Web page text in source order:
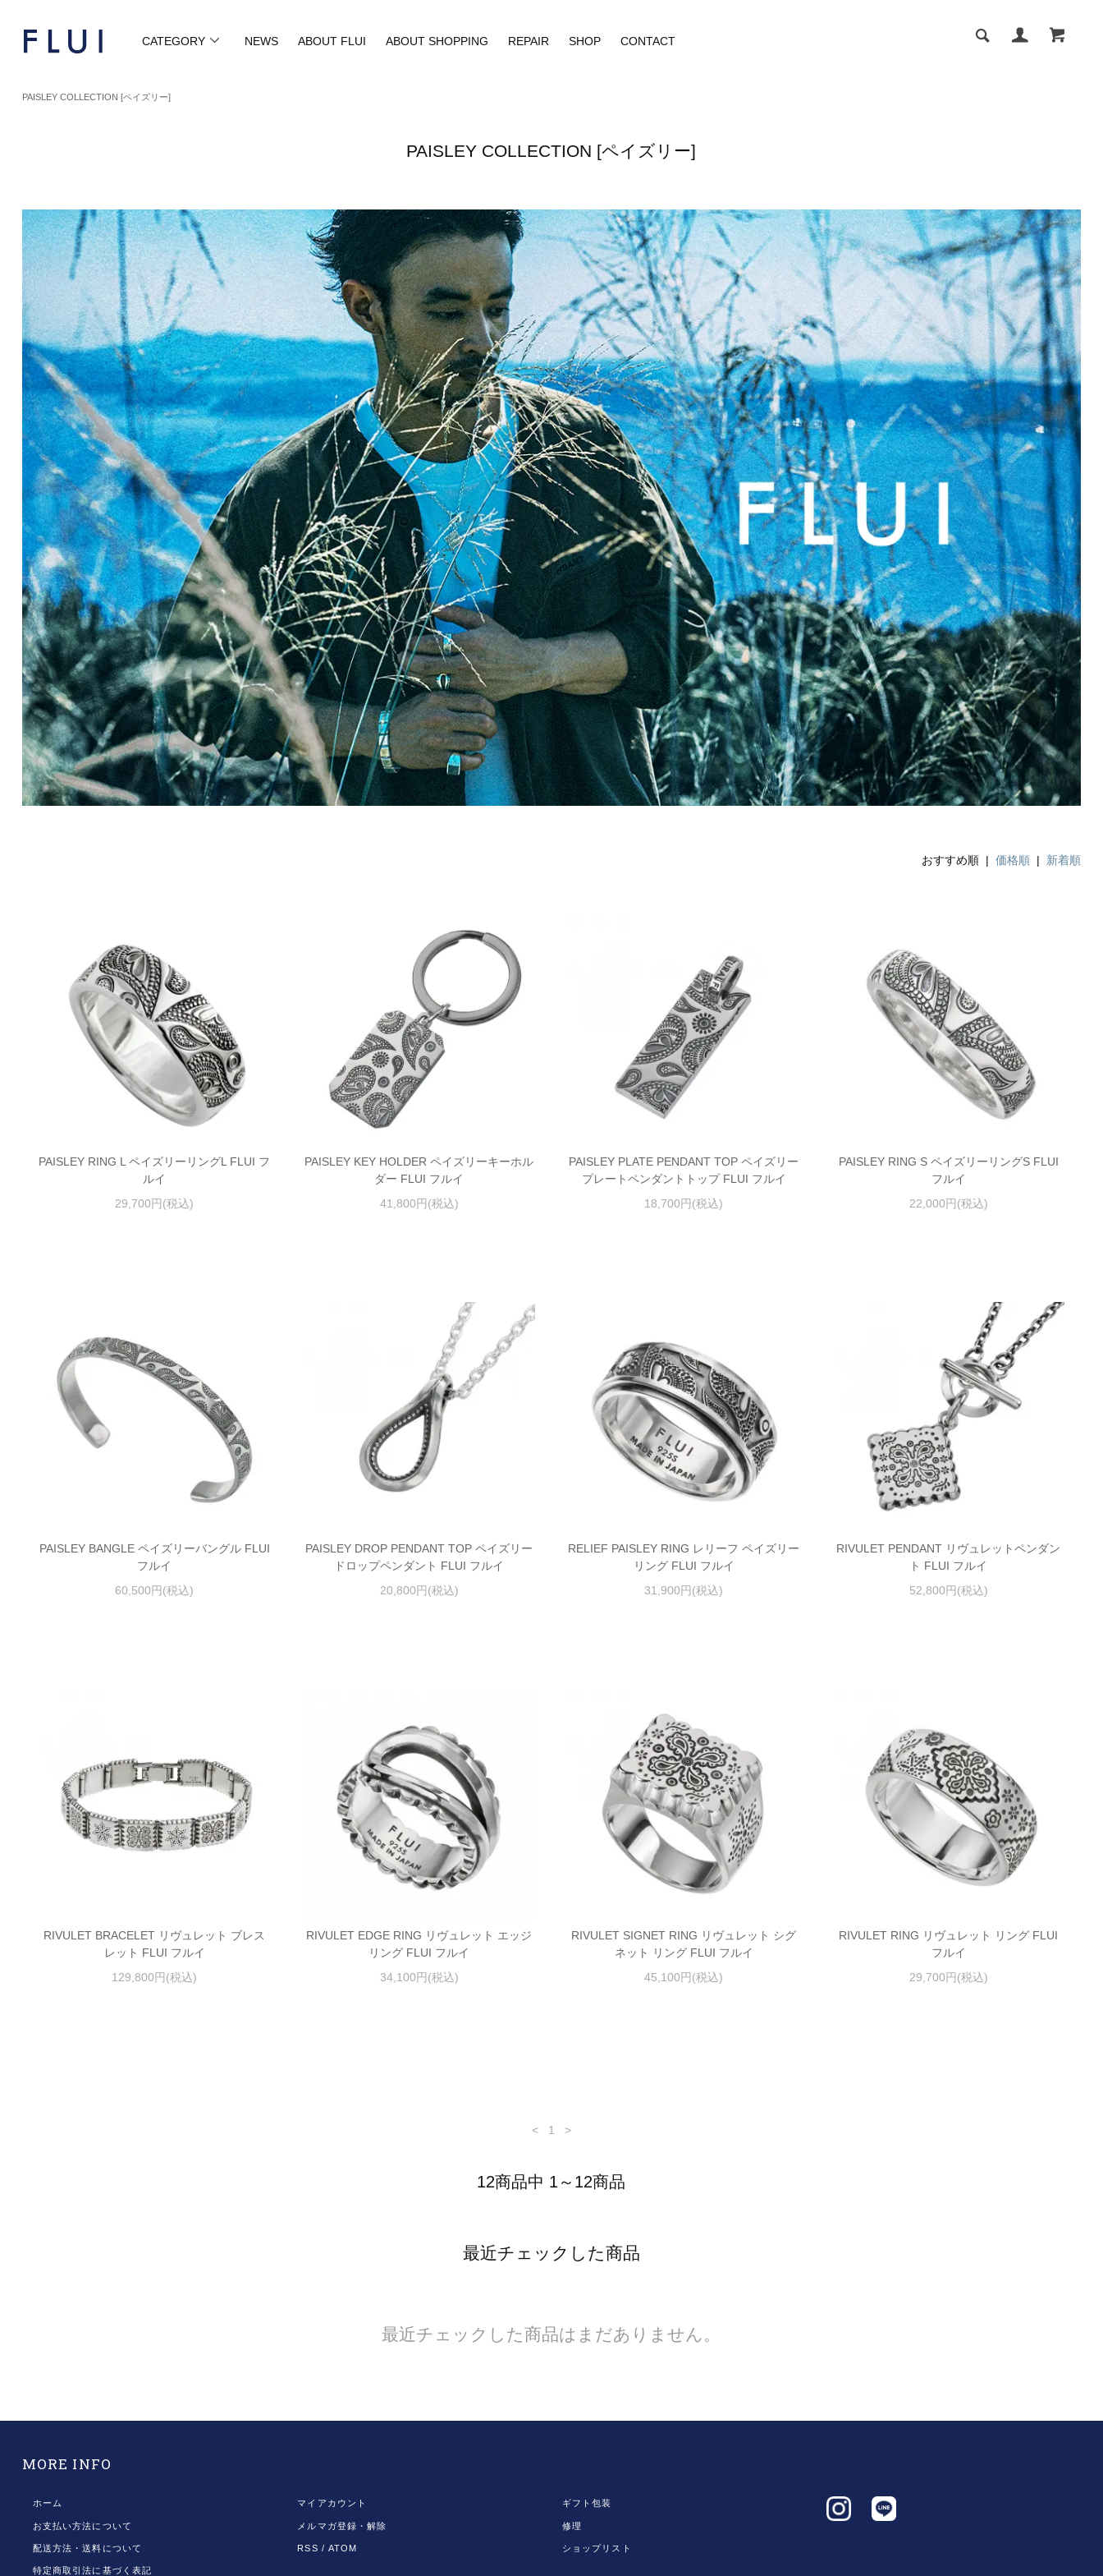
CATEGORY NEWS ABOUT FLUI ABOUT SHOPPING REPAIR SHOP CONTACT
PAISLEY COLLECTION [ペイズリー]
PAISLEY COLLECTION [ペイズリー]
おすすめ順 |価格順 | 新着順
PAISLEY RING L ペイズリーリングL FLUI フ
ルイ
29,700円(税込)
PAISLEY KEY HOLDER ペイズリーキーホル
ダー FLUI フルイ
41,800円(税込)
PAISLEY PLATE PENDANT TOP ペイズリー
プレートペンダントトップ FLUI フルイ
18,700円(税込)
PAISLEY RING S ペイズリーリングS FLUI
フルイ
22,000円(税込)
PAISLEY BANGLE ペイズリーバングル FLUI
フルイ
60,500円(税込)
PAISLEY DROP PENDANT TOP ペイズリー
ドロップペンダント FLUI フルイ
20,800円(税込)
RELIEF PAISLEY RING レリーフ ペイズリー
リング FLUI フルイ
31,900円(税込)
RIVULET PENDANT リヴュレットペンダン
ト FLUI フルイ
52,800円(税込)
RIVULET BRACELET リヴュレット ブレス
レット FLUI フルイ
129,800円(税込)
RIVULET EDGE RING リヴュレット エッジ
リング FLUI フルイ
34,100円(税込)
RIVULET SIGNET RING リヴュレット シグ
ネット リング FLUI フルイ
45,100円(税込)
RIVULET RING リヴュレット リング FLUI
フルイ
29,700円(税込)
< 1 >
12商品中 1～12商品
最近チェックした商品
最近チェックした商品はまだありません。
MORE INFO
ホーム
お支払い方法について
配送方法・送料について
特定商取引法に基づく表記
マイアカウント
メルマガ登録・解除
RSS /ATOM
ギフト包装
修理
ショップリスト